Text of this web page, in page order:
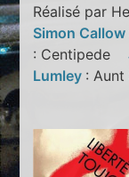
Réalisé par
Simon Callow
: Centipede
Lumley :